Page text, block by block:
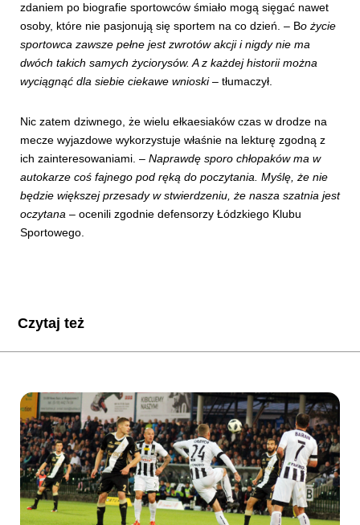
zdaniem po biografie sportowców śmiało mogą sięgać nawet
osoby, które nie pasjonują się sportem na co dzień. – Bo życie
sportowca zawsze pełne jest zwrotów akcji i nigdy nie ma
dwóch takich samych życiorysów. A z każdej historii można
wyciągnąć dla siebie ciekawe wnioski– tłumaczył.
Nic zatem dziwnego, że wielu ełkaesiaków czas w drodze na
mecze wyjazdowe wykorzystuje właśnie na lekturę zgodną z
ich zainteresowaniami. – Naprawdę sporo chłopaków ma w
autokarze coś fajnego pod ręką do poczytania. Myślę, że nie
będzie większej przesady w stwierdzeniu, że nasza szatnia jest
oczytana – ocenili zgodnie defensorzy Łódzkiego Klubu
Sportowego.
Czytaj też